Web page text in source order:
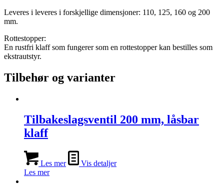
Leveres i leveres i forskjellige dimensjoner: 110, 125, 160 og 200
mm.
Rottestopper:
En rustfri klaff som fungerer som en rottestopper kan bestilles som
ekstrautstyr.
Tilbehør og varianter
Tilbakeslagsventil 200 mm, låsbar
klaff
Les mer
Vis detaljer
Les mer